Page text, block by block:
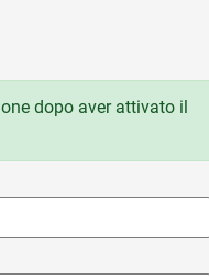
dopo aver attivato il